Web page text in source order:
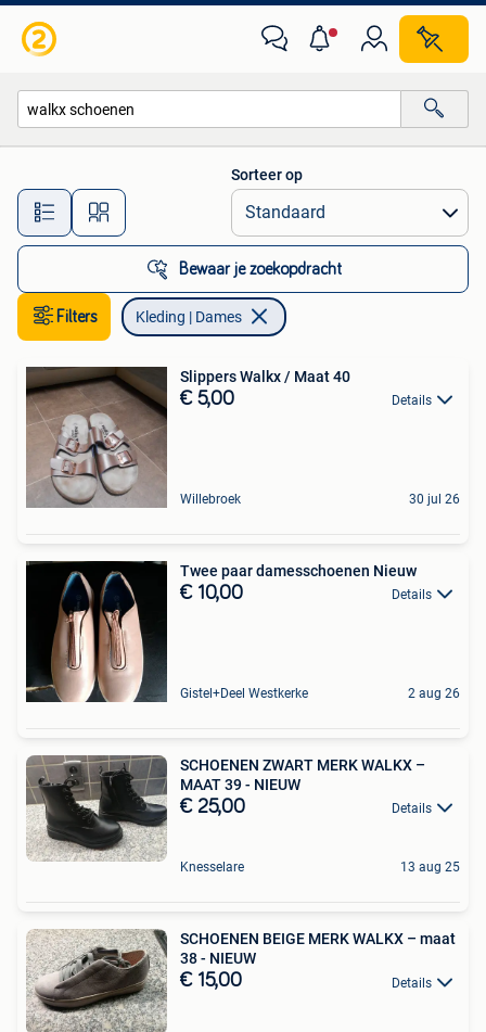
Alle afstanden…
Sorteer op
Bewaar je zoekopdracht
Filters Kleding | Dames
Slippers Walkx / Maat 40
€ 5,00 Details
Willebroek 30 jul 26
Twee paar damesschoenen Nieuw
€ 10,00 Details
Gistel+Deel Westkerke 2 aug 26
SCHOENEN ZWART MERK WALKX –
MAAT 39 - NIEUW
€ 25,00 Details
Knesselare 13 aug 25
SCHOENEN BEIGE MERK WALKX – maat
38 - NIEUW
€ 15,00 Details